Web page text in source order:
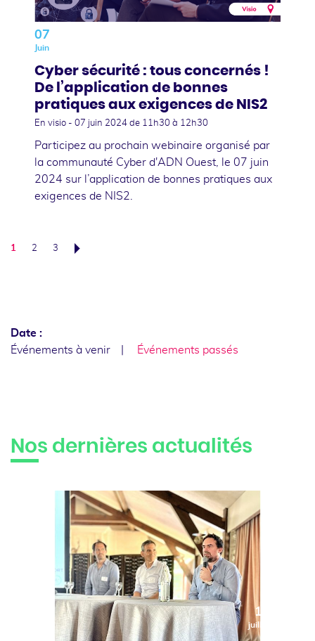
07
Juin
Cyber sécurité : tous concernés !
De l’application de bonnes
pratiques aux exigences de NIS2
En visio - 07 juin 2024 de 11h30 à 12h30
Participez au prochain webinaire organisé par
la communauté Cyber d'ADN Ouest, le 07 juin
2024 sur l’application de bonnes pratiques aux
exigences de NIS2.
1 2 3
Date :
Événements à venir
Événements passés
Nos dernières actualités
10
juillet